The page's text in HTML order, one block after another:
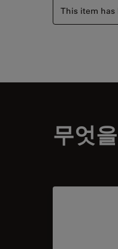
This item
무엇